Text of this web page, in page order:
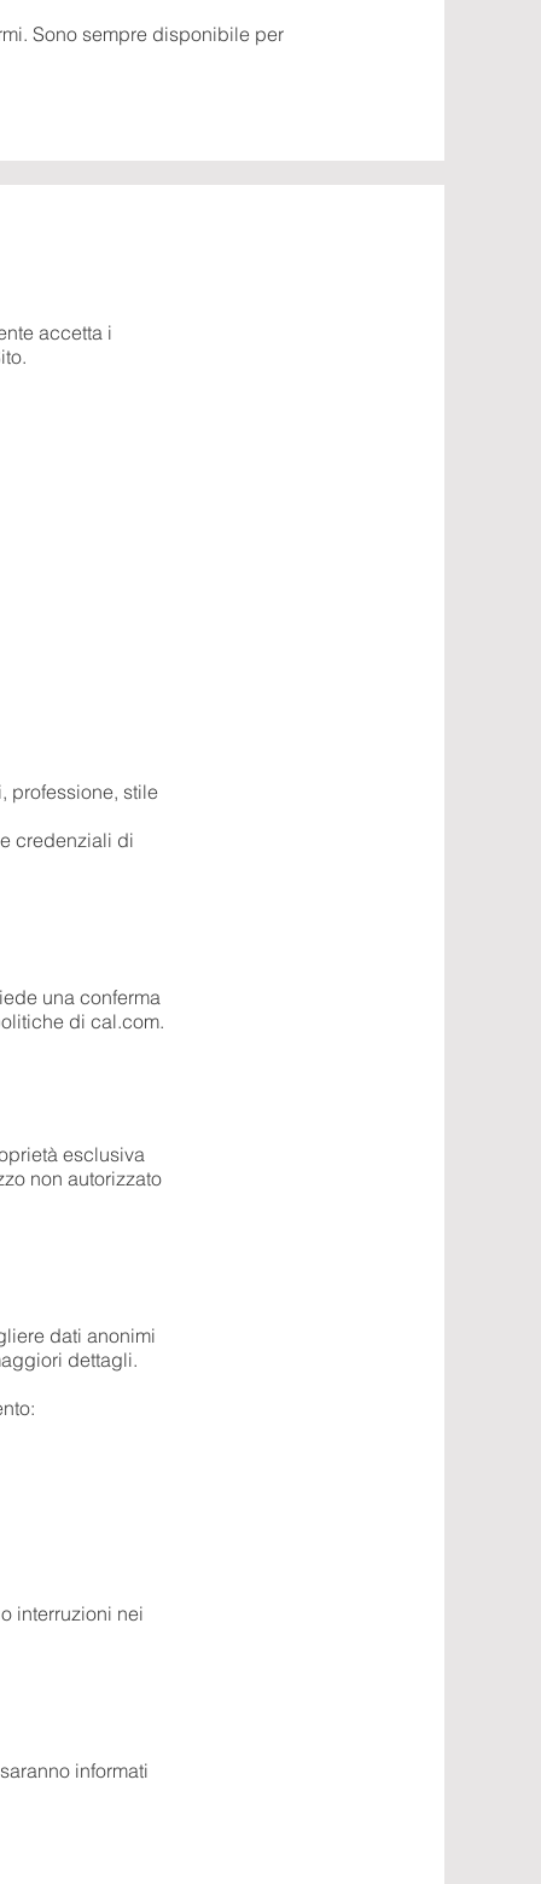
Sono sempre disponibile per
accetta i
professione, stile
credenziali di
una conferma
di cal.com.
esclusiva
non autorizzato
dati anonimi
dettagli.
interruzioni nei
informati